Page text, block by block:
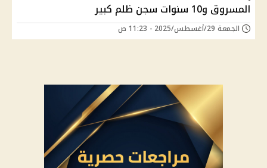
المسروق و10 سنوات سجن ظلم كبير
الجمعة 29/أغسطس/2025 - 11:23 ص